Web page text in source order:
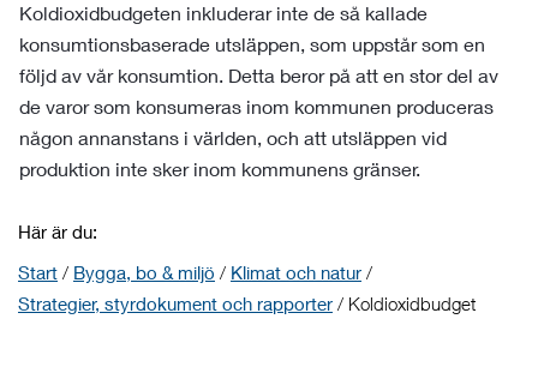
Koldioxidbudgeten inkluderar inte de så kallade
konsumtionsbaserade utsläppen, som uppstår som en
följd av vår konsumtion. Detta beror på att en stor del av
de varor som konsumeras inom kommunen produceras
någon annanstans i världen, och att utsläppen vid
produktion inte sker inom kommunens gränser.
Här är du:
Start / Bygga, bo & miljö / Klimat och natur /
Strategier, styrdokument och rapporter / Koldioxidbudget